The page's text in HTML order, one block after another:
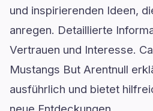
und inspirierenden Ideen,
anregen. Detaillierte
Vertrauen und Interesse.
Mustangs But Arentnull
ausführlich und bietet